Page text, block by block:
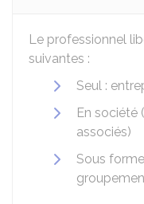
Le professionnel
suivantes :
Seul :
En société
associés)
Sous